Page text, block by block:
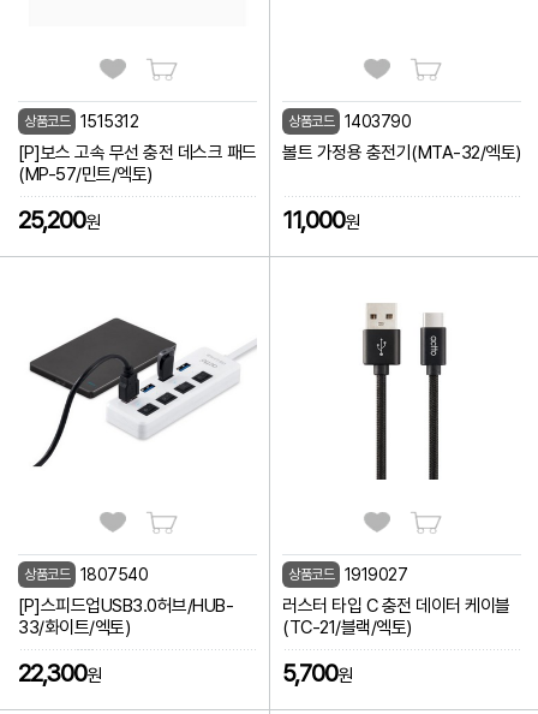
상품코드 1515312
[P]보스 고속 무선 충전 데스크 패드
(MP-57/민트/엑토)
25,200원
상품코드 1403790
볼트 가정용 충전기(MTA-32/엑토)
11,000원
상품코드 1807540
[P]스피드업USB3.0허브/HUB-
33/화이트/엑토)
22,300원
상품코드 1919027
러스터 타입 C 충전 데이터 케이블
(TC-21/블랙/엑토)
5,700원